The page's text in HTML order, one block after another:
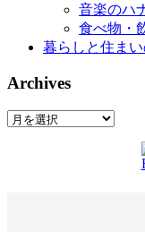
音楽のハ
食べ物・
暮らしと住ま
Archives
Archives